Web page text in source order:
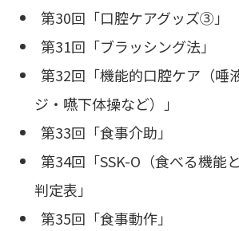
第30回「口腔ケアグッズ③」
第31回「ブラッシング法」
第32回「機能的口腔ケア（唾
ジ・嚥下体操など）」
第33回「食事介助」
第34回「SSK-O（食べる機能
判定表」
第35回「食事動作」